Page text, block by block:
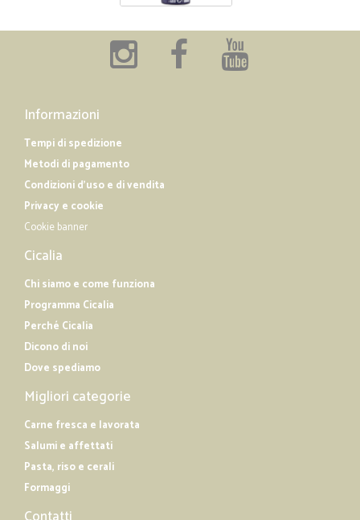
Informazioni
Tempi di spedizione
Metodi di pagamento
Condizioni d'uso e di vendita
Privacy e cookie
Cookie banner
Cicalia
Chi siamo e come funziona
Programma Cicalia
Perché Cicalia
Dicono di noi
Dove spediamo
Migliori categorie
Carne fresca e lavorata
Salumi e affettati
Pasta, riso e cerali
Formaggi